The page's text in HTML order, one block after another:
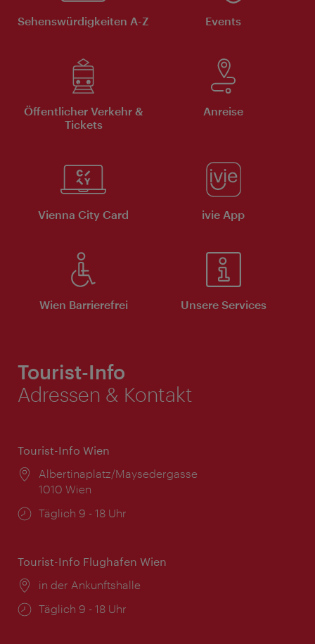
Sehenswürdigkeiten A-Z Events
Öffentlicher Verkehr &
Tickets
Anreise
Vienna City Card ivie App
Wien Barrierefrei Unsere Services
Tourist-Info
Adressen & Kontakt
Tourist-Info Wien
Ort:
Albertinaplatz/Maysedergasse
1010 Wien
Öffnungszeiten:
Täglich 9 - 18 Uhr
Tourist-Info Flughafen Wien
Ort:
in der Ankunftshalle
Öffnungszeiten:
Täglich 9 - 18 Uhr